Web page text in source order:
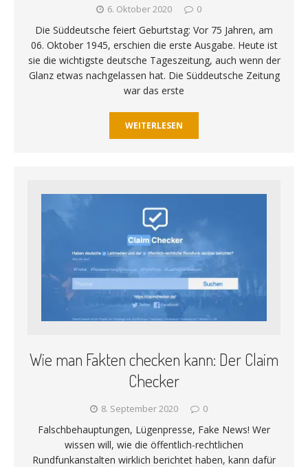
6. Oktober 2020 0
Die Süddeutsche feiert Geburtstag: Vor 75 Jahren, am
06. Oktober 1945, erschien die erste Ausgabe. Heute ist
sie die wichtigste deutsche Tageszeitung, auch wenn der
Glanz etwas nachgelassen hat. Die Süddeutsche Zeitung
war das erste
WEITERLESEN
Wie man Fakten checken kann: Der Claim
Checker
8. September 2020 0
Falschbehauptungen, Lügenpresse, Fake News! Wer
wissen will, wie die öffentlich-rechtlichen
Rundfunkanstalten wirklich berichtet haben, kann dafür